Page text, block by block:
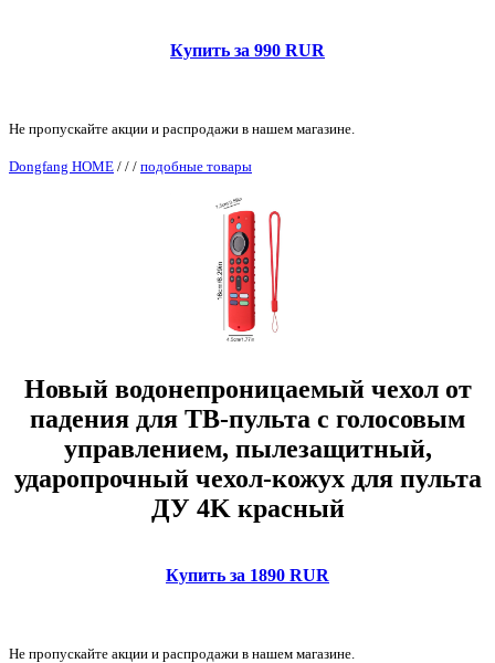
Купить за 990 RUR
Не пропускайте акции и распродажи в нашем магазине.
Dongfang HOME / / / подобные товары
Новый водонепроницаемый чехол от
падения для ТВ-пульта с голосовым
управлением, пылезащитный,
ударопрочный чехол-кожух для пульта
ДУ 4K красный
Купить за 1890 RUR
Не пропускайте акции и распродажи в нашем магазине.